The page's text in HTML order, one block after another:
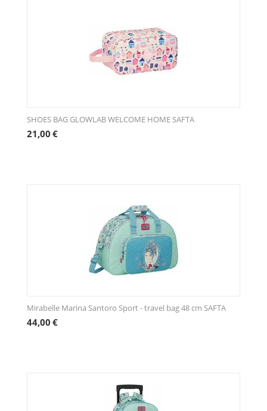
SHOES BAG GLOWLAB WELCOME HOME SAFTA
21,00 €
Mirabelle Marina Santoro Sport - travel bag 48 cm SAFTA
44,00 €